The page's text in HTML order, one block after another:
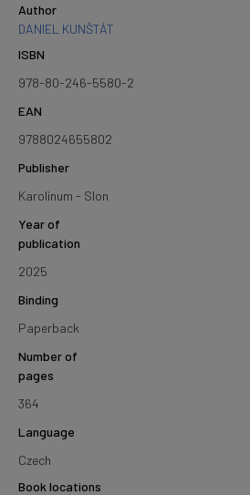
Author
DANIEL KUNŠTÁT
ISBN
978-80-246-5580-2
EAN
9788024655802
Publisher
Karolinum - Slon
Year of
publication
2025
Binding
Paperback
Number of
pages
364
Language
Czech
Book locations